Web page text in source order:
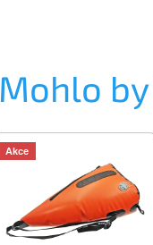
Mohlo
Akce